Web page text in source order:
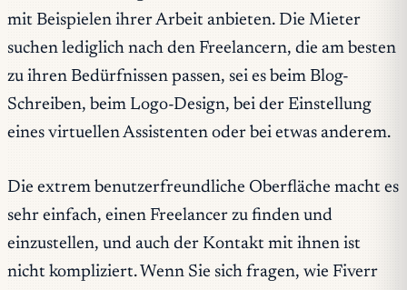
mit Beispielen ihrer Arbeit anbieten. Die Mieter
suchen lediglich nach den Freelancern, die am besten
zu ihren Bedürfnissen passen, sei es beim Blog-
Schreiben, beim Logo-Design, bei der Einstellung
eines virtuellen Assistenten oder bei etwas anderem.
Die extrem benutzerfreundliche Oberfläche macht es
sehr einfach, einen Freelancer zu finden und
einzustellen, und auch der Kontakt mit ihnen ist
nicht kompliziert. Wenn Sie sich fragen, wie Fiverr